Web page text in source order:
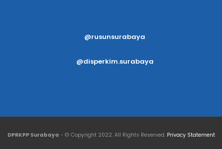
@rusunsurabaya
@disperkim.surabaya
DPRKPP Surabaya - © Copyright 2022. All Rights Reserved. Privacy Statement